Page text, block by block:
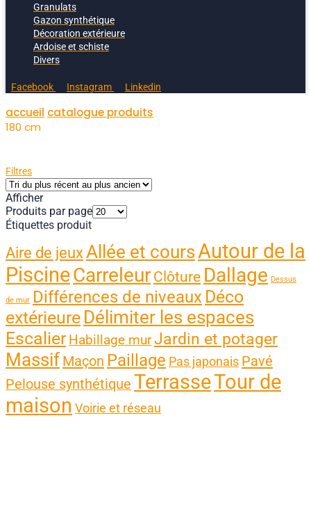
Granulats
Gazon synthétique
Décoration extérieure
Ardoise et schiste
Divers
Facebook Instagram Linkedin
accueil catalogue produits
180 cm
Filtres
Afficher
Produits par page
Étiquettes produit
Aire de jeuxAllée et coursAutour de la
PiscineCarreleur Clôture Dallage Dessus
de mur Différences de niveaux Déco
extérieure Délimiter les espaces
Escalier Habillage murJardin et potager
Massif Maçon Paillage Pas japonais Pavé
Pelouse synthétique TerrasseTour de
maison Voirie et réseau